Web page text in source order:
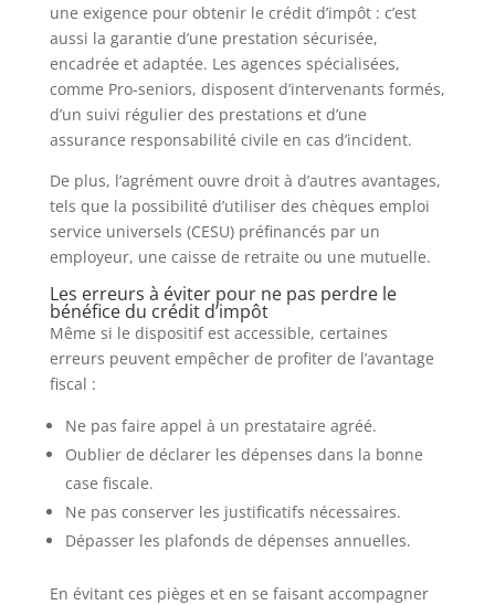
une exigence pour obtenir le crédit d’impôt : c’est
aussi la garantie d’une prestation sécurisée,
encadrée et adaptée. Les agences spécialisées,
comme Pro-seniors, disposent d’intervenants formés,
d’un suivi régulier des prestations et d’une
assurance responsabilité civile en cas d’incident.
De plus, l’agrément ouvre droit à d’autres avantages,
tels que la possibilité d’utiliser des chèques emploi
service universels (CESU) préfinancés par un
employeur, une caisse de retraite ou une mutuelle.
Les erreurs à éviter pour ne pas perdre le
bénéfice du crédit d’impôt
Même si le dispositif est accessible, certaines
erreurs peuvent empêcher de profiter de l’avantage
fiscal :
Ne pas faire appel à un prestataire agréé.
Oublier de déclarer les dépenses dans la bonne
case fiscale.
Ne pas conserver les justificatifs nécessaires.
Dépasser les plafonds de dépenses annuelles.
En évitant ces pièges et en se faisant accompagner